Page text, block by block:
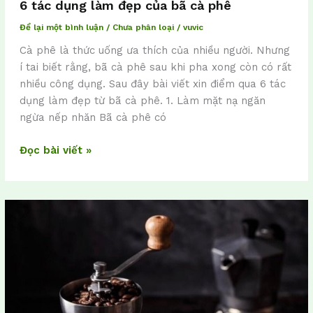
6 tác dụng làm đẹp của bã cà phê
Để lại một bình luận / Chưa phân loại/ vuvic
Cà phê là thức uống ưa thích của nhiều người. Nhưng
í tai biết rằng, bã cà phê sau khi pha xong còn có rất
nhiều công dụng. Sau đây bài viết xin điểm qua 6 tác
dụng làm đẹp từ bã cà phê. 1. Làm mặt nạ ngăn
ngừa nếp nhăn Bã cà phê có
Đọc bài viết »